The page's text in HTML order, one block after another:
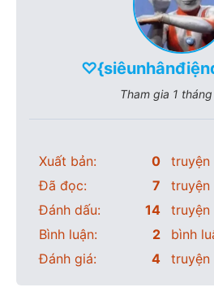
Tham gia 1
Xuất bản: 0
truyện
Đã đọc:
7
truyện
Đánh dấu:
14
truyện
Bình luận:
2
bình
Đánh giá:
4 truyện